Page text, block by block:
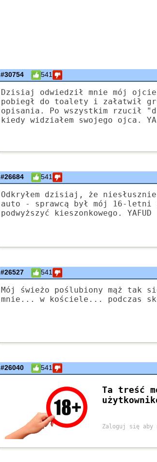
#30754 541
Dzisiaj odwiedził mnie mój
pobiegł do toalety i załatwił
opisania. Po wszystkim rzucił
kiedy widziałem swojego ojca.
#26684 541
Odkryłem dzisiaj, że
auto - sprawcą był mój 16-letni
podwyższyć kieszonkowego. YAFUD
#26527 541
Mój świeżo poślubiony mąż tak
mnie... w kościele... podczas
#26040 541